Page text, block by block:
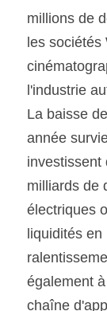
millions de
les
l'industrie
La baisse
année
investissent
milliards de
électriques
liquidités
également
chaîne